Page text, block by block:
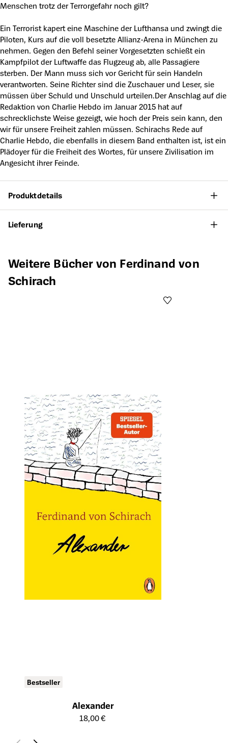
Menschen trotz der Terrorgefahr noch gilt?
Ein Terrorist kapert eine Maschine der Lufthansa und zwingt die
Piloten, Kurs auf die voll besetzte Allianz-Arena in München zu
nehmen. Gegen den Befehl seiner Vorgesetzten schießt ein
Kampfpilot der Luftwaffe das Flugzeug ab, alle Passagiere
sterben. Der Mann muss sich vor Gericht für sein Handeln
verantworten. Seine Richter sind die Zuschauer und Leser, sie
müssen über Schuld und Unschuld urteilen.Der Anschlag auf die
Redaktion von Charlie Hebdo im Januar 2015 hat auf
schrecklichste Weise gezeigt, wie hoch der Preis sein kann, den
wir für unsere Freiheit zahlen müssen. Schirachs Rede auf
Charlie Hebdo, die ebenfalls in diesem Band enthalten ist, ist ein
Plädoyer für die Freiheit des Wortes, für unsere Zivilisation im
Angesicht ihrer Feinde.
Produktdetails
Lieferung
Produktgalerie überspringen
Weitere Bücher von Ferdinand von
Schirach
Bestseller
Alexander
Öffnet die Detailseite des Produkts
18,00 €